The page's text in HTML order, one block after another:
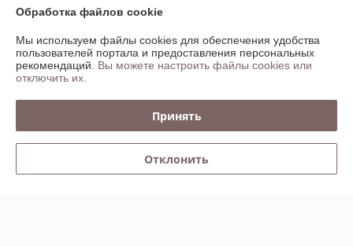
Информация для покупателя
Юридическое лицо:ООО "БАЛТСВАРКА ГРУПП"
Минск, ул.Инженерная,1Б, каб 208
УНП: 191310955
Регистрационный орган: Минский Горисполком
Обработка файлов cookie
Мы используем файлы cookies для обеспечения удобства
пользователей портала и предоставления персональных
рекомендаций. Вы можете настроить файлы cookies или
отключить их.
Принять
Отклонить